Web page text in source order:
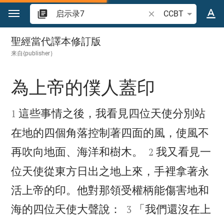
跳转到内容
搜索圣经经文或单词
CCBT
启示录 7
聖經當代譯本修訂版
来自{publisher｝

為上帝的僕人蓋印

1 這些事情之後，我看見四位天使分別站
在地的四個角落控制著四面的風，使風不
再吹向地面、海洋和樹木。


2 我又看見一
位天使從東方日出之地上來，手裡拿著永
活上帝的印。他對那領受權柄能傷害地和
海的四位天使大聲說：


3
「我們還沒在上